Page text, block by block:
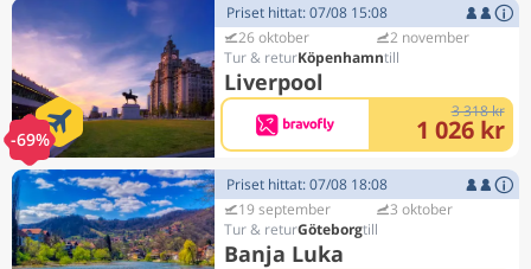
-69%
Priset hittat: 07/08 15:08
26 oktober
Köpenhamn
Liverpool
2 november
3 318 kr
1 026 kr
Priset hittat: 07/08 18:08
19 september
Göteborg
Banja Luka
3 oktober